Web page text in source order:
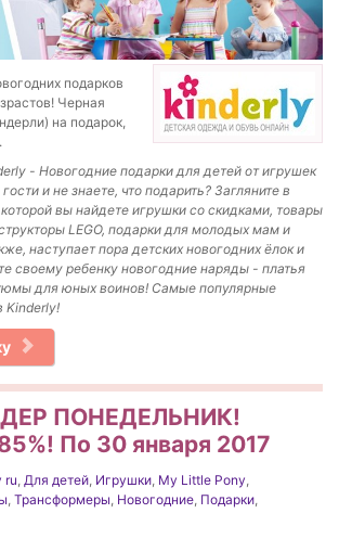
подарков
Черная
на подарок,
- Новогодние подарки для детей от игрушек
и не знаете, что подарить? Загляните в
вы найдете игрушки со скидками, товары
LEGO, подарки для молодых мам и
наступает пора детских новогодних ёлок и
своему ребенку новогодние наряды - платья
для юных воинов! Самые популярные
Kinderly!
ПОНЕДЕЛЬНИК!
По 30 января 2017
ru, Для детей, Игрушки, My Little Pony,
, Трансформеры, Новогодние, Подарки,